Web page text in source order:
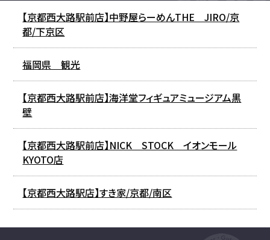
【京都西大路駅前店】中野屋らーめんTHE JIRO/京
都/下京区
福岡県 観光
【京都西大路駅前店】海洋堂フィギュアミュージアム黒
壁
【京都西大路駅前店】NICK STOCK イオンモール
KYOTO店
【京都西大路駅店】すき家/京都/南区